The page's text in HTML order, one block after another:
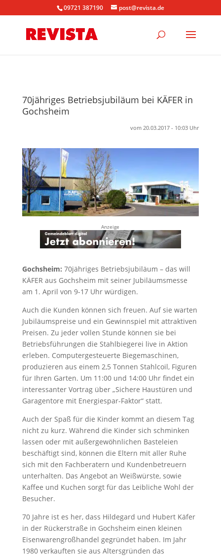
09721 387190 post@revista.de
70jähriges Betriebsjubiläum bei KÄFER in
Gochsheim
vom 20.03.2017 - 10:03 Uhr
Anzeige
Gochsheim: 70jähriges Betriebsjubiläum – das will
KÄFER aus Gochsheim mit seiner Jubiläumsmesse
am 1. April von 9-17 Uhr würdigen.
Auch die Kunden können sich freuen. Auf sie warten
Jubiläumspreise und ein Gewinnspiel mit attraktiven
Preisen. Zu jeder vollen Stunde können sie bei
Betriebsführungen die Stahlbiegerei live in Aktion
erleben. Computergesteuerte Biegemaschinen,
produzieren aus einem 2,5 Tonnen Stahlcoil, Figuren
für Ihren Garten. Um 11:00 und 14:00 Uhr findet ein
interessanter Vortrag über „Sichere Haustüren und
Garagentore mit Energiespar-Faktor“ statt.
Auch der Spaß für die Kinder kommt an diesem Tag
nicht zu kurz. Während die Kinder sich schminken
lassen oder mit außergewöhnlichen Basteleien
beschäftigt sind, können die Eltern mit aller Ruhe
sich mit den Fachberatern und Kundenbetreuern
unterhalten. Das Angebot an Weißwürste, sowie
Kaffee und Kuchen sorgt für das Leibliche Wohl der
Besucher.
70 Jahre ist es her, dass Hildegard und Hubert Käfer
in der Rückerstraße in Gochsheim einen kleinen
Eisenwarengroßhandel gegründet haben. Im Jahr
1980 verkauften sie aus Altersgründen das